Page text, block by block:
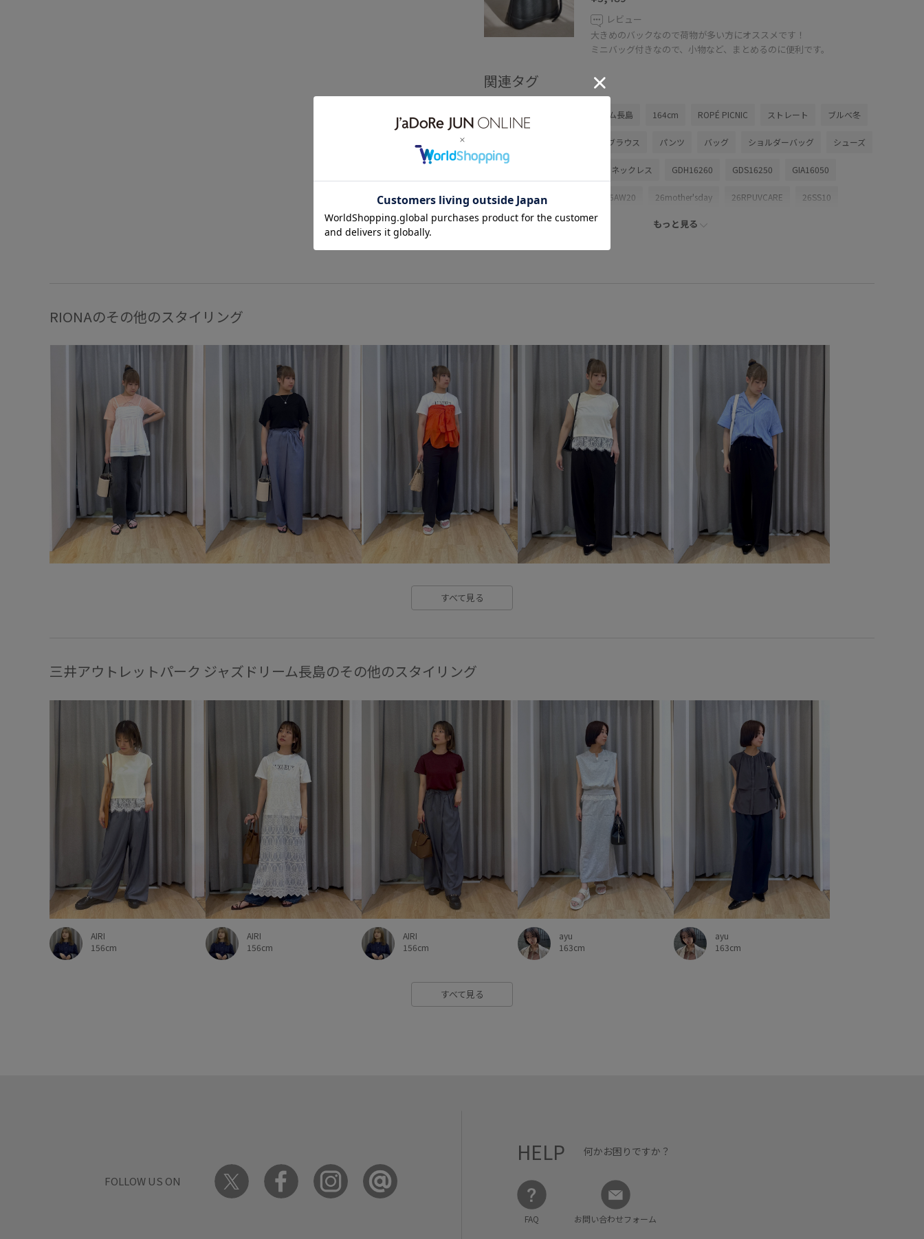
レビュー
大きめのバックなので荷物が多い方にオススメです！
ミニバッグ付きなので、小物など、まとめるのに便利です。
関連タグ
アウトレット ジャズドリーム長島 164cm ROPÉ PICNIC ストレート ブルべ冬
シャツ/ブラウス パンツ バッグ ショルダーバッグ シューズ
ネックレス GDH16260 GDS16250 GIA16050
GIX16090 25AW20 26mother'sday 26RPUVCARE 26SS10
26SS10r 26SS15 26SS20 26SS20dp 26SSRPgoods
26SS_夏のお仕事ブラウス 2WAYで使える
キーホルダー
ジャケット
セット ソックス トラッド ナチュラル
ハリ感 バランスが良い パンプス
ベーシック ロングスカート
ワイドパンツ ワンショルダー
日傘 柔らかい素材 肌見せ 肌馴染が良い
落ち感 都会的 長く使える
もっと見る
RIONAのその他のスタイリング
すべて見る
三井アウトレットパーク ジャズドリーム長島のその他のスタイリング
AIRI
156cm
AIRI
156cm
AIRI
156cm
ayu
163cm
ayu
163cm
すべて見る
FOLLOW US ON
HELP 何かお困りですか？
FAQ お問い合わせフォーム